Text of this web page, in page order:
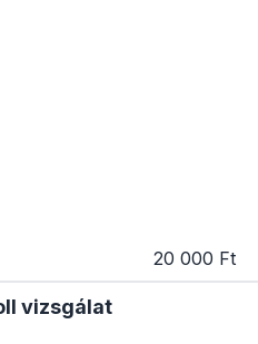
20 000 Ft
vizsgálat